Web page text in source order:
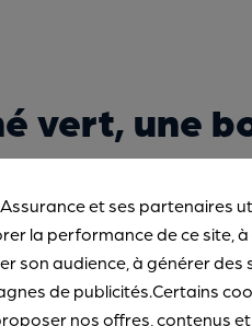
vert, une
dans une
seraient
expliquer
le monde,
et ses partenaires
la performance de ce site,
son audience, à générer
de publicités.Certains
nos offres, contenus